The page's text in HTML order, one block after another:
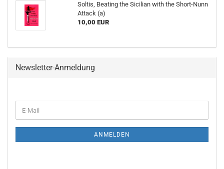
Soltis, Beating the Sicilian with the Short-Nunn
Attack (a)
10,00 EUR
Newsletter-Anmeldung
ZUR
E-
Mail
ANMELDEN